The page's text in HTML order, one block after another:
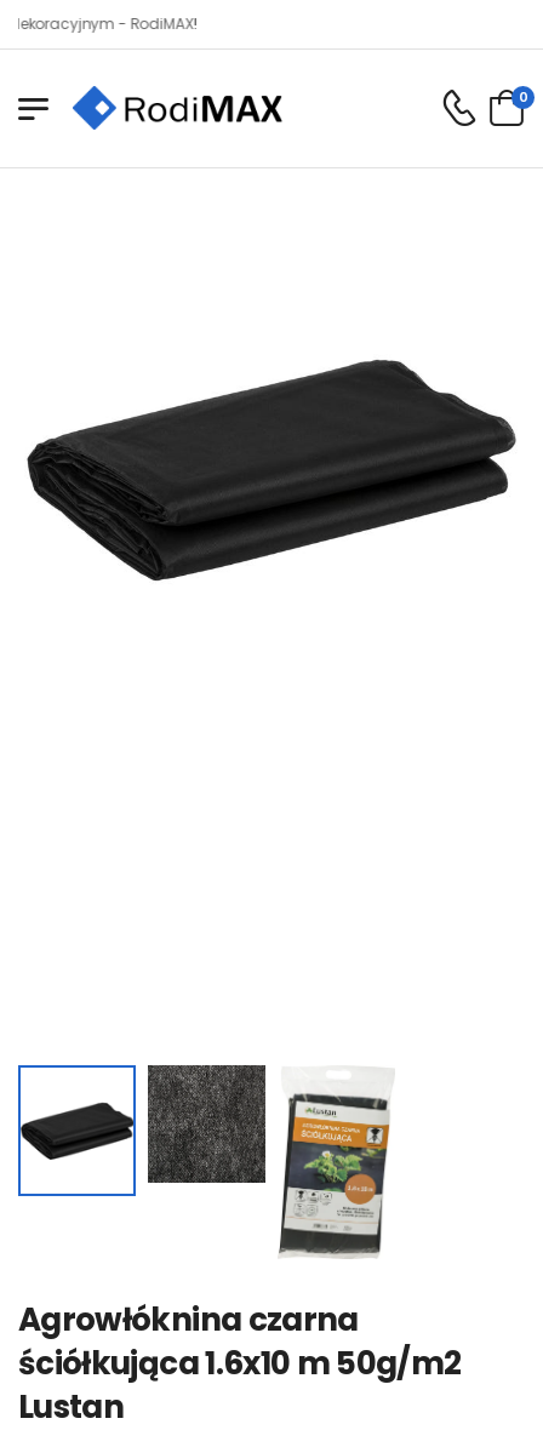
- RodiMAX!
0
Agrowłóknina czarna
ściółkująca 1.6x10 m 50g/m2
Lustan